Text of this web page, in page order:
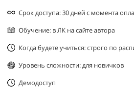
Срок доступа: 30 дней с момента
Обучение: в ЛК на сайте автора
Когда будете учиться: строго по
Уровень сложности: для новичков
Демодоступ